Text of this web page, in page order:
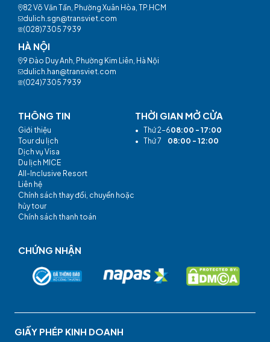
82 Võ Văn Tần, Phường Xuân Hòa, TP.HCM
dulich.sgn@transviet.com
(028)7305 7939
HÀ NỘI
9 Đào Duy Anh, Phường Kim Liên, Hà Nội
dulich.han@transviet.com
(024)7305 7939
THÔNG TIN
Giới thiệu
Tour du lịch
Dịch vụ Visa
Du lịch MICE
All-Inclusive Resort
Liên hệ
Chính sách thay đổi, chuyển hoặc
hủy tour
Chính sách thanh toán
THỜI GIAN MỞ CỬA
• Thứ 2-608:00 - 17:00
• Thứ 7 08:00 - 12:00
CHỨNG NHẬN
GIẤY PHÉP KINH DOANH